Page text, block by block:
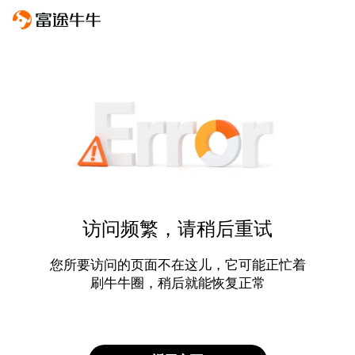
访问频繁，请稍后重试
您所要访问的页面不在这儿，它可能正忙着
刷牛牛圈，稍后就能恢复正常